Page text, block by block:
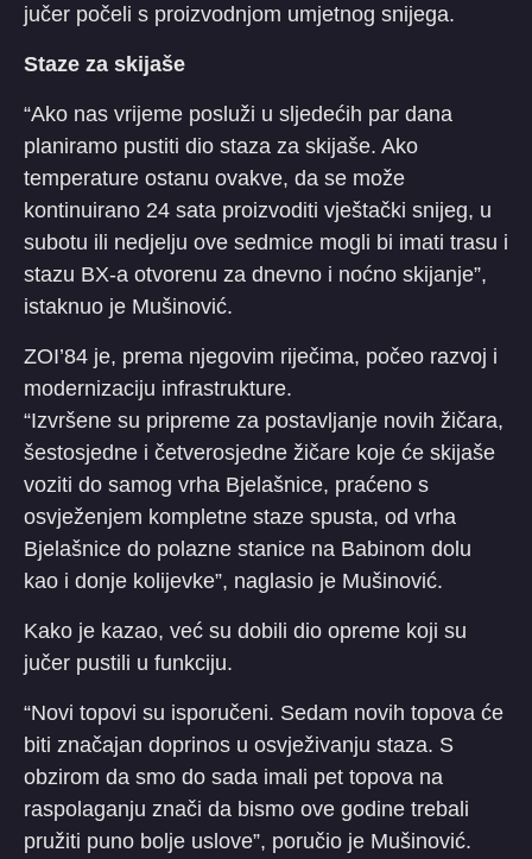
jučer počeli s proizvodnjom umjetnog snijega.
Staze za skijaše
“Ako nas vrijeme posluži u sljedećih par dana
planiramo pustiti dio staza za skijaše. Ako
temperature ostanu ovakve, da se može
kontinuirano 24 sata proizvoditi vještački snijeg, u
subotu ili nedjelju ove sedmice mogli bi imati trasu i
stazu BX-a otvorenu za dnevno i noćno skijanje”,
istaknuo je Mušinović.
ZOI’84 je, prema njegovim riječima, počeo razvoj i
modernizaciju infrastrukture.
“Izvršene su pripreme za postavljanje novih žičara,
šestosjedne i četverosjedne žičare koje će skijaše
voziti do samog vrha Bjelašnice, praćeno s
osvježenjem kompletne staze spusta, od vrha
Bjelašnice do polazne stanice na Babinom dolu
kao i donje kolijevke”, naglasio je Mušinović.
Kako je kazao, već su dobili dio opreme koji su
jučer pustili u funkciju.
“Novi topovi su isporučeni. Sedam novih topova će
biti značajan doprinos u osvježivanju staza. S
obzirom da smo do sada imali pet topova na
raspolaganju znači da bismo ove godine trebali
pružiti puno bolje uslove”, poručio je Mušinović.